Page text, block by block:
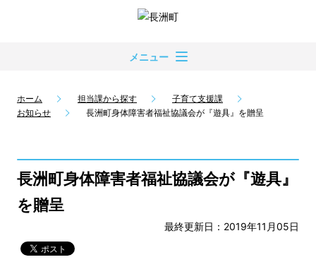
メニュー
ホーム 担当課から探す
子育て支援課
お知らせ
長洲町身体障害者福祉協議会が『遊具』を贈呈
長洲町身体障害者福祉協議会が『遊具』
を贈呈
最終更新日：2019年11月05日